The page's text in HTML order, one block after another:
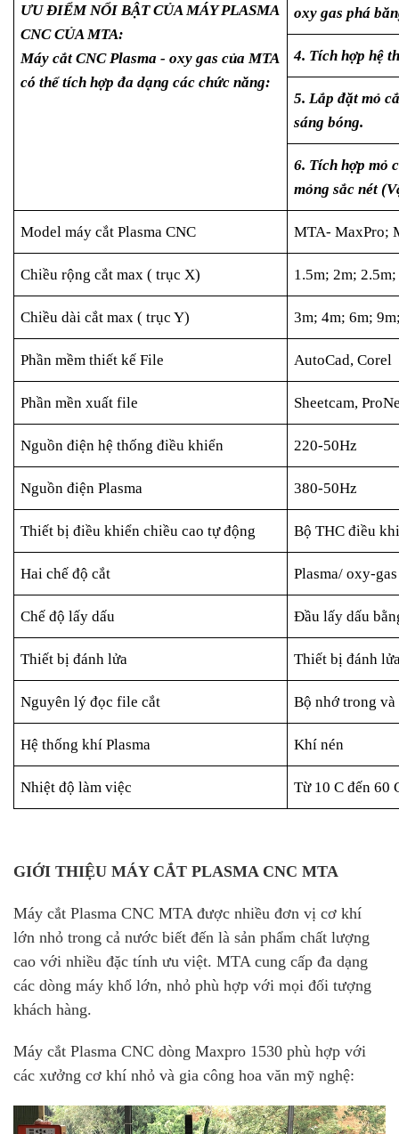
ƯU ĐIỂM NỔI BẬT CỦA MÁY PLASMA
CNC CỦA MTA:
Máy cắt CNC Plasma - oxy gas của MTA
có thể tích hợp đa dạng các chức năng:
oxy gas phá
4. Tích hợp hệ
5. Lắp đặt mỏ
sáng bóng.
6. Tích hợp mỏ
mỏng sắc nét
Model máy cắt Plasma CNC MTA- MaxPro;
Chiều rộng cắt max ( trục X) 1.5m; 2m;
Chiều dài cắt max ( trục Y) 3m; 4m; 6m;
Phần mềm thiết kế File AutoCad, Corel
Phần mền xuất file Sheetcam,
Nguồn điện hệ thống điều khiển 220-50Hz
Nguồn điện Plasma 380-50Hz
Thiết bị điều khiển chiều cao tự động Bộ THC điều
Hai chế độ cắt Plasma/ oxy-gas
Chế độ lấy dấu Đầu lấy dấu
Thiết bị đánh lửa Thiết bị đánh
Nguyên lý đọc file cắt Bộ nhớ trong và
Hệ thống khí Plasma Khí nén
Nhiệt độ làm việc Từ 10 C đến 60
GIỚI THIỆU MÁY CẮT PLASMA CNC MTA
Máy cắt Plasma CNC MTA được nhiều đơn vị cơ khí
lớn nhỏ trong cả nước biết đến là sản phẩm chất lượng
cao với nhiều đặc tính ưu việt. MTA cung cấp đa dạng
các dòng máy khổ lớn, nhỏ phù hợp với mọi đối tượng
khách hàng.
Máy cắt Plasma CNC dòng Maxpro 1530 phù hợp với
các xưởng cơ khí nhỏ và gia công hoa văn mỹ nghệ: